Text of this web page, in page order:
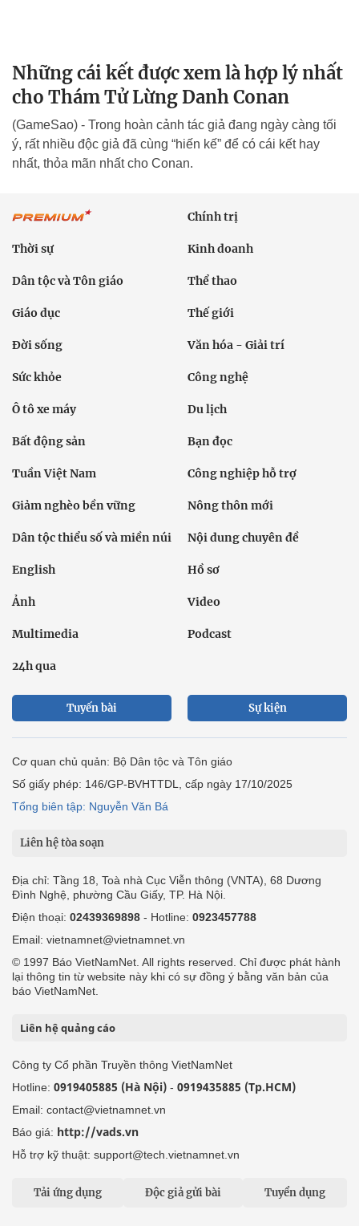
Những cái kết được xem là hợp lý nhất
cho Thám Tử Lừng Danh Conan
(GameSao) - Trong hoàn cảnh tác giả đang ngày càng tối
ý, rất nhiều độc giả đã cùng “hiến kế” để có cái kết hay
nhất, thỏa mãn nhất cho Conan.
Chính trị
Thời sự Kinh doanh
Dân tộc và Tôn giáo Thể thao
Giáo dục Thế giới
Đời sống Văn hóa - Giải trí
Sức khỏe Công nghệ
Ô tô xe máy Du lịch
Bất động sản Bạn đọc
Tuần Việt Nam Công nghiệp hỗ trợ
Giảm nghèo bền vững Nông thôn mới
Dân tộc thiểu số và miền núi Nội dung chuyên đề
English Hồ sơ
Ảnh Video
Multimedia Podcast
24h qua
Tuyến bài Sự kiện
Cơ quan chủ quản: Bộ Dân tộc và Tôn giáo
Số giấy phép: 146/GP-BVHTTDL, cấp ngày 17/10/2025
Tổng biên tập: Nguyễn Văn Bá
Liên hệ tòa soạn
Địa chỉ: Tầng 18, Toà nhà Cục Viễn thông (VNTA), 68 Dương
Đình Nghệ, phường Cầu Giấy, TP. Hà Nội.
Điện thoại: 02439369898 - Hotline: 0923457788
Email: vietnamnet@vietnamnet.vn
© 1997 Báo VietNamNet. All rights reserved. Chỉ được phát hành
lại thông tin từ website này khi có sự đồng ý bằng văn bản của
báo VietNamNet.
Liên hệ quảng cáo
Công ty Cổ phần Truyền thông VietNamNet
Hotline: 0919405885 (Hà Nội) - 0919435885 (Tp.HCM)
Email: contact@vietnamnet.vn
Báo giá: http://vads.vn
Hỗ trợ kỹ thuật: support@tech.vietnamnet.vn
Tải ứng dụng Độc giả gửi bài Tuyển dụng